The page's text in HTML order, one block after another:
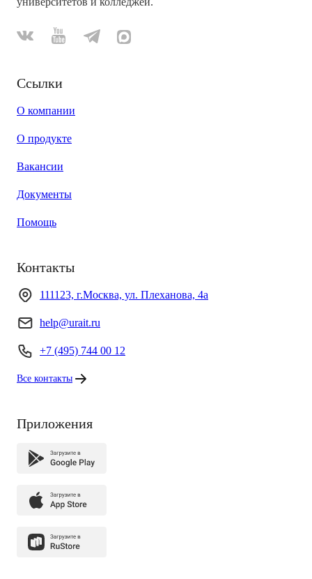
Ссылки
О компании
О продукте
Вакансии
Документы
Помощь
Контакты
111123, г.Москва, ул. Плеханова, 4а
help@urait.ru
+7 (495) 744 00 12
Все контакты
Приложения